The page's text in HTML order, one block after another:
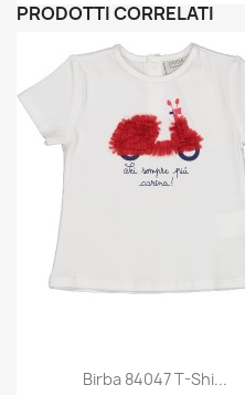
PRODOTTI CORRELATI
Birba 84047 T-Shi...